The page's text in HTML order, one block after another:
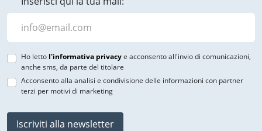
Ho letto l'informativa privacye acconsento all'invio di comunicazioni,
anche sms, da parte del titolare
Acconsento alla analisi e condivisione delle informazioni con partner
terzi per motivi di marketing
Iscriviti alla newsletter